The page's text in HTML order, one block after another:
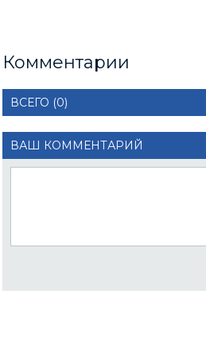
Комментарии
ВСЕГО (0)
ВАШ КОММЕНТАРИЙ